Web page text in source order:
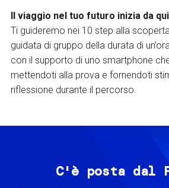
Il viaggio nel tuo futuro inizia da
Ti guideremo nei 10 step alla
guidata di gruppo della durata di
con il supporto di uno smartphone
mettendoti alla prova e fornendoti
riflessione durante il percorso.
C'è posta dal